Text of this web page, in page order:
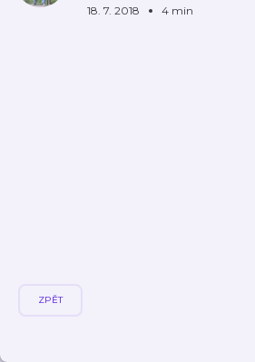
18. 7. 2018 4 min
ZPĚT